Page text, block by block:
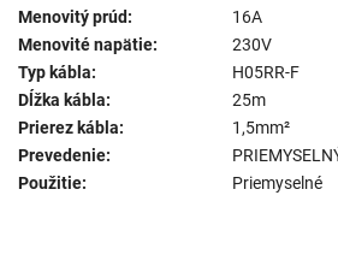
Menovitý prúd:
16A
Menovité napätie:
230V
Typ kábla:
H05RR-F
Dĺžka kábla:
25m
Prierez kábla:
1,5mm²
Prevedenie:
Použitie:
Priemyselné